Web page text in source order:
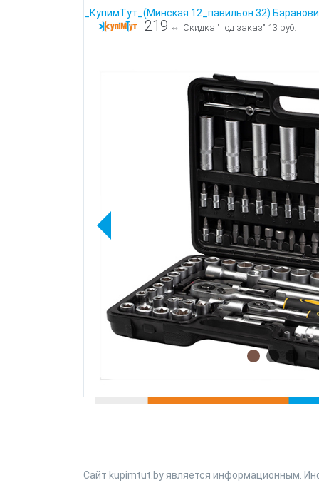
_КупимТут_(Минская 12_павильон 32)
219 ⇔ Скидка "под заказ" 13 руб.
Сайт kupimtut.by является информационным.